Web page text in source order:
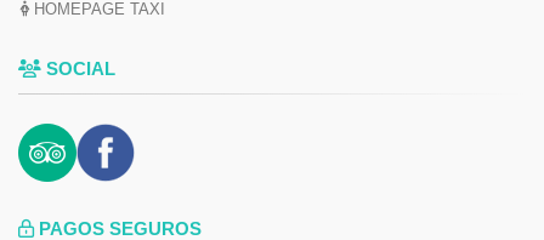
HOMEPAGE TAXI
SOCIAL
PAGOS SEGUROS